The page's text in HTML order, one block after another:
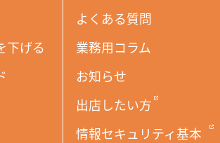
下げる
よくある質問
業務用コラム
お知らせ
出店したい方
情報セキュリティ基本